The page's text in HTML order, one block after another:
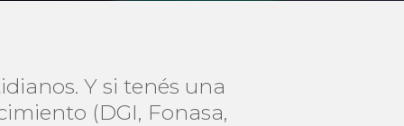
Y si tenés una
(DGI, Fonasa,